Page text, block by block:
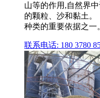
山等的作用,自然界
的颗粒、沙和黏土。
种类的重要依据之一
联系电话: 180 3780